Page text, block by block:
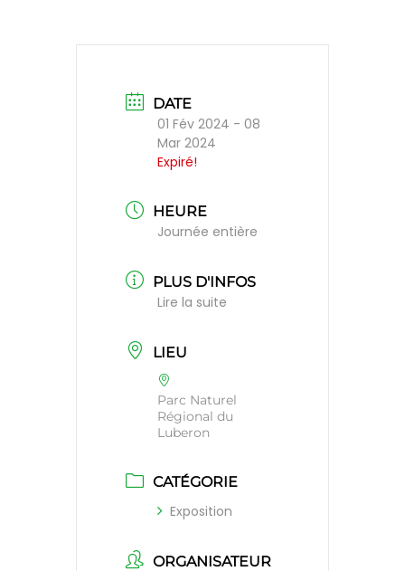
DATE
01 Fév 2024 - 08
Mar 2024
Expiré!
HEURE
Journée entière
PLUS D'INFOS
Lire la suite
LIEU
Parc Naturel
Régional du
Luberon
CATÉGORIE
Exposition
ORGANISATEUR